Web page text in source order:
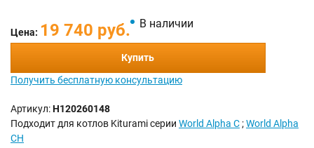
Цена: 19 740 руб. В наличии
Купить
Получить бесплатную консультацию
Артикул:H120260148
Подходит для котлов Kiturami серии World Alpha C;World Alpha
CH